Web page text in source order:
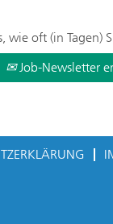
wie oft (in Tagen)
Job-Newsletter